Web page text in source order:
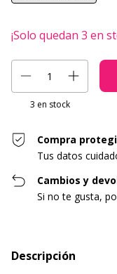
¡Solo quedan 3 en
3 en stock
Compra
Tus datos
Cambios y
Si no te gusta,
Descripción